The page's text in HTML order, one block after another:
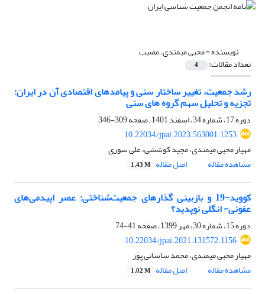
نویسنده =محبی میمندی، مصیب
تعداد مقالات: 4
رشد جمعیت، تغییر ساختار سنی و پیامدهای اقتصادی آن در ایران:
تجزیه و تحلیل سهم گروه های سنی
دوره 17، شماره 34، اسفند 1401، صفحه
309-346
10.22034/jpai.2023.563001.1253
مهیار محبی میمندی، مجید کوششی، علی سوری
مشاهده مقاله
اصل مقاله 1.43 M
کووید-19 و بازبینی گذارهای جمعیت‌شناختی: عصر اپیدمی‌های
عفونی- انگلی نوپدید؟
دوره 15، شماره 30، مهر 1399، صفحه
41-74
10.22034/jpai.2021.131572.1156
مهیار محبی میمندی، محمد ساسانی پور
مشاهده مقاله
اصل مقاله 1.02 M